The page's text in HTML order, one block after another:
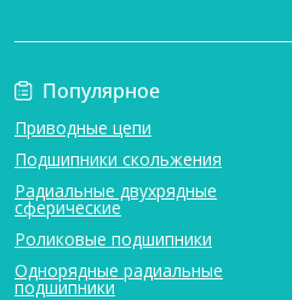
Популярное
Приводные цепи
Подшипники скольжения
Радиальные двухрядные
сферические
Роликовые подшипники
Однорядные радиальные
подшипники